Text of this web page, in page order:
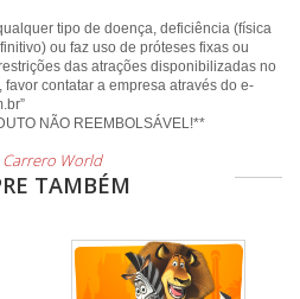
tipo de doença, deficiência (física
ou faz uso de próteses fixas ou
das atrações disponibilizadas no
contatar a empresa através do e-
Carrero World
TAMBÉM